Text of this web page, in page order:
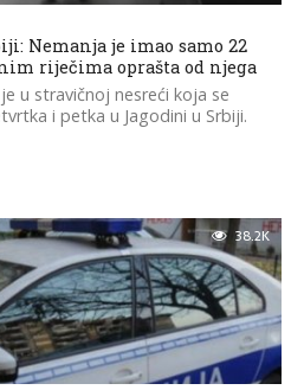
Nemanja je imao samo 22
riječima oprašta od njega
u stravičnoj nesreći koja se
i petka u Jagodini u Srbiji.
38.2K